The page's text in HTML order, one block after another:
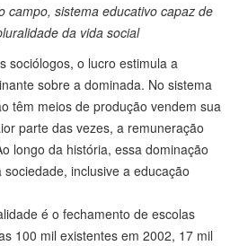
campo, sistema educativo capaz de
da vida social
sociólogos, o lucro estimula a
sobre a dominada. No sistema
têm meios de produção vendem sua
parte das vezes, a remuneração
longo da história, essa dominação
inclusive a educação
é o fechamento de escolas
100 mil existentes em 2002, 17 mil